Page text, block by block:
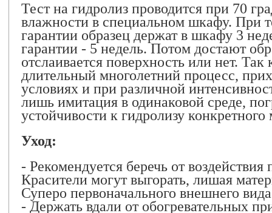
Тест на гидролиз проводится при 70
влажности в специальном шкафу. При
гарантии образец держат в шкафу 3
гарантии - 5 недель. Потом достают
отслаивается поверхность или нет. Так
длительный многолетний процесс,
условиях и при различной
лишь имитация в одинаковой среде,
устойчивости к гидролизу
Уход:
- Рекомендуется беречь от
Красители могут выгорать, лишая
Суперо первоначального внешнего
- Держать вдали от обогревательных